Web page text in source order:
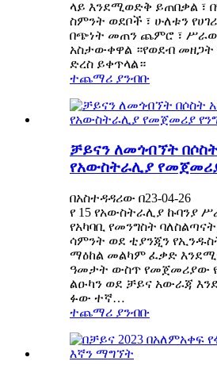
ላይ እንደሚወድቅ ይጠበቃል ፣
ስምንት ወደቦች ፣ ሁለቱን
በጭነት መጠን ጨምሮ ፣
አስታውቀዋል ።የወደብ
ድረስ ይቀጥላል።
ተጨማሪ ያንብቡ
ቻይናን ለመጎብኘት
የአውስትራሊያ
በአስተዳዳሪው በ23-04-26
የ 15 የአውስትራሊያ ኩባንያ
የአካባቢ የመንግስት
ሳምንት ወደ ቲያንጂን
ማዕከል መልካም ፈቃድ
ዓመታት ውስጥ የመጀመሪያው
ልዑካን ወደ ቻይና አውራጃ
ፉው ተኛ…
ተጨማሪ ያንብቡ